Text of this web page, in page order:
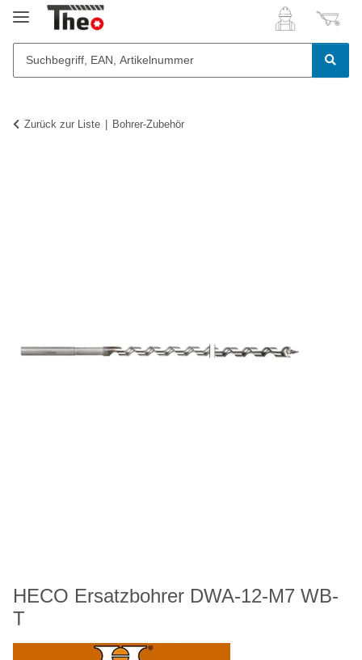
Zurück zur Liste Bohrer-Zubehör
HECO Ersatzbohrer DWA-12-M7 WB-
T